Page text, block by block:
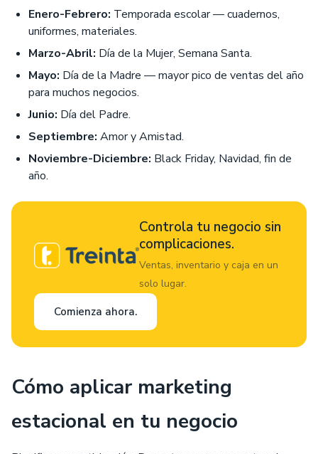
Enero-Febrero: Temporada escolar — cuadernos,
uniformes, materiales.
Marzo-Abril: Día de la Mujer, Semana Santa.
Mayo: Día de la Madre — mayor pico de ventas del año
para muchos negocios.
Junio: Día del Padre.
Septiembre: Amor y Amistad.
Noviembre-Diciembre: Black Friday, Navidad, fin de
año.
Controla tu negocio sin
complicaciones.
Ventas, inventario y caja en un
solo lugar.
Comienza ahora.
Cómo aplicar marketing
estacional en tu negocio